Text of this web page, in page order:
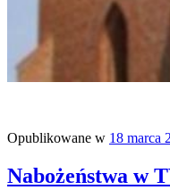
Opublikowane w 18 marca
Nabożeństwa w